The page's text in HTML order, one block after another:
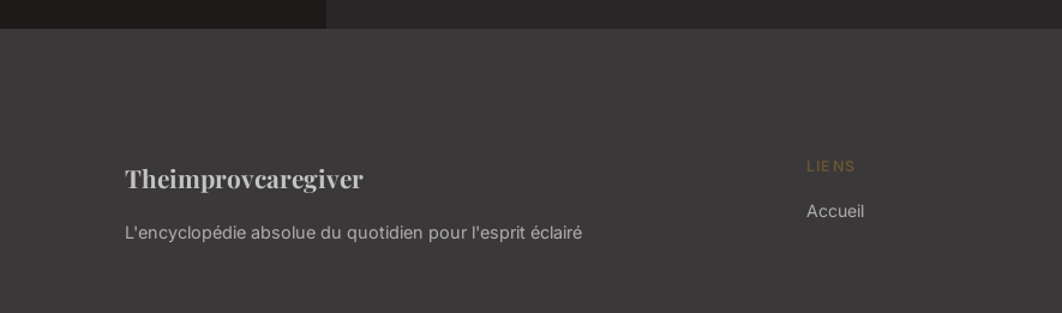
Theimprovcaregiver
L'encyclopédie absolue du quotidien pour l'esprit éclairé
LIENS
Accueil